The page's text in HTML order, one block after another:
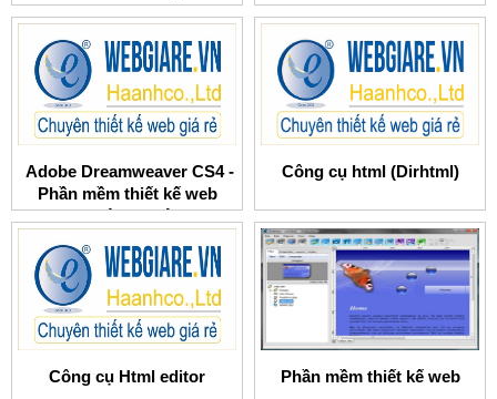
commander
Adobe Dreamweaver CS4 -
Phần mềm thiết kế web
chuyên nghiệp
Công cụ html (Dirhtml)
Công cụ Html editor Phần mềm thiết kế web